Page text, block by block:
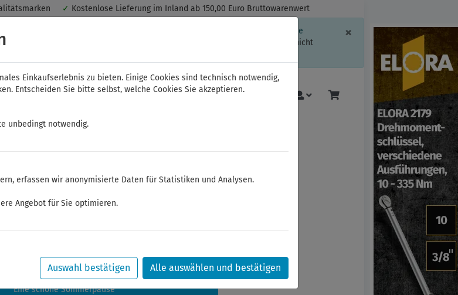
✓ Kostenlose Lieferung im Inland ab 150,00 Euro Bruttowarenwert
× Schließen
Dabei werden beispielsweise die Session-Informationen oder die
ist der Funktionsumfang des Online-Shops eingeschränkt.
Sind Sie damit nicht
ELORA FELO Bauer & Böcker Mehr
Sommerferien
und 21.08.2026 machen auch wir Urlaub.
Zeitraum werden ab dem 24.08.2026 verschickt.
Eine schöne Sommerpause
Einkaufserlebnis zu bieten. Einige Cookies sind technisch notwendig,
Entscheiden Sie bitte selbst, welche Cookies Sie akzeptieren.
unbedingt notwendig.
erfassen wir anonymisierte Daten für Statistiken und Analysen.
Angebot für Sie optimieren.
Auswahl bestätigen Alle auswählen und bestätigen